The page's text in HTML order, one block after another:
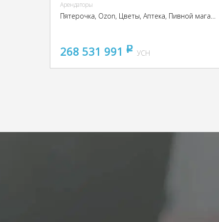
Арендаторы
Пятерочка, Ozon, Цветы, Аптека, Пивной магазин
268 531 991 pуб
УСН